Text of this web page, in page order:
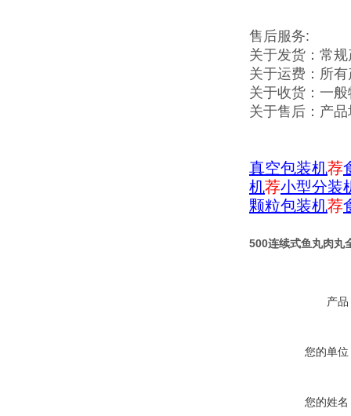
售后服务:
关于发货：常
关于运费：所
关于收货：一
关于售后：产
真空包装机荐
机荐小型分装
颗粒包装机荐
500连续式鱼丸肉丸
产品
您的单位
您的姓名